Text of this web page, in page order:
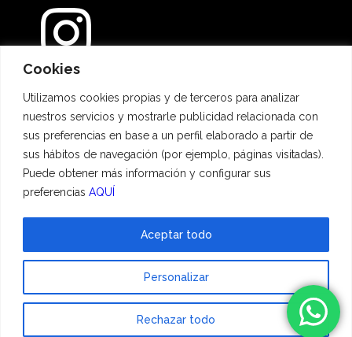
Cookies
Utilizamos cookies propias y de terceros para analizar
nuestros servicios y mostrarle publicidad relacionada con
sus preferencias en base a un perfil elaborado a partir de
sus hábitos de navegación (por ejemplo, páginas visitadas).
Puede obtener más información y configurar sus
preferencias AQUÍ
Personalizar
Rechazar todo
Aceptar todo
Métodos de pago
© 2023 Hadescan All rights reserved ·Aviso Legal
Política de cookies| Powered bybinary